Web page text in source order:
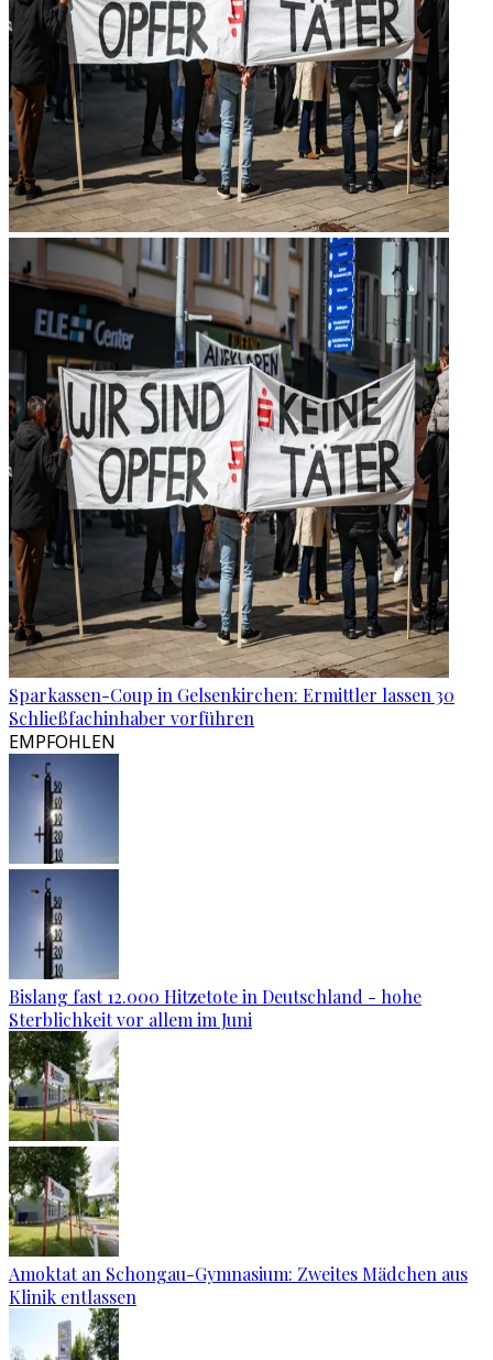
Sparkassen-Coup in Gelsenkirchen: Ermittler lassen 30
Schließfachinhaber vorführen
EMPFOHLEN
Bislang fast 12.000 Hitzetote in Deutschland - hohe
Sterblichkeit vor allem im Juni
Amoktat an Schongau-Gymnasium: Zweites Mädchen aus
Klinik entlassen